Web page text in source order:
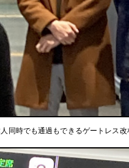
同時でも通過もできるゲートレス改